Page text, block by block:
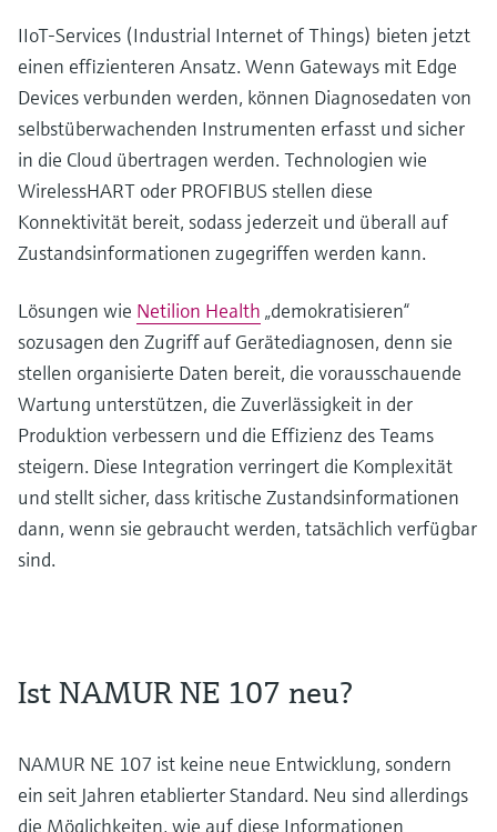
IIoT-Services (Industrial Internet of Things) bieten jetzt
einen effizienteren Ansatz. Wenn Gateways mit Edge
Devices verbunden werden, können Diagnosedaten von
selbstüberwachenden Instrumenten erfasst und sicher
in die Cloud übertragen werden. Technologien wie
WirelessHART oder PROFIBUS stellen diese
Konnektivität bereit, sodass jederzeit und überall auf
Zustandsinformationen zugegriffen werden kann.
Lösungen wie Netilion Health „demokratisieren“
sozusagen den Zugriff auf Gerätediagnosen, denn sie
stellen organisierte Daten bereit, die vorausschauende
Wartung unterstützen, die Zuverlässigkeit in der
Produktion verbessern und die Effizienz des Teams
steigern. Diese Integration verringert die Komplexität
und stellt sicher, dass kritische Zustandsinformationen
dann, wenn sie gebraucht werden, tatsächlich verfügbar
sind.
Ist NAMUR NE 107 neu?
NAMUR NE 107 ist keine neue Entwicklung, sondern
ein seit Jahren etablierter Standard. Neu sind allerdings
die Möglichkeiten, wie auf diese Informationen